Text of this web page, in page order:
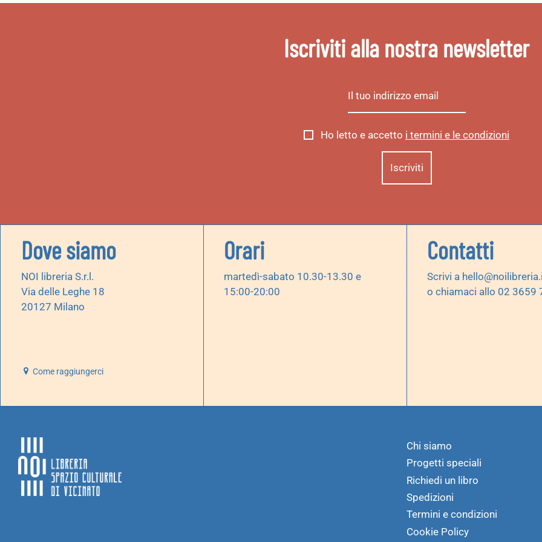
Iscriviti alla nostra newsletter
Ho letto e accetto i termini e le condizioni
Dove siamo
NOI libreria S.r.l.
Via delle Leghe 18
20127 Milano
Come raggiungerci
Orari
martedì-sabato 10.30-13.30 e
15:00-20:00
Contatti
Scrivi a
o chiamaci allo 02 3659
Chi siamo
Progetti speciali
Richiedi un libro
Spedizioni
Termini e condizioni
Cookie Policy